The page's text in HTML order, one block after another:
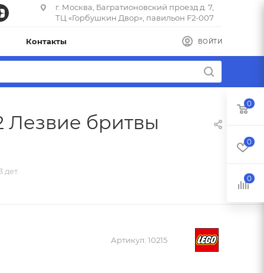
г. Москва, Багратионовский проезд д. 7,
ТЦ «Горбушкин Двор», павильон F2-007
ВОЙТИ
Контакты
Лезвие бритвы
дет.
Артикул: 10215
0
0
0